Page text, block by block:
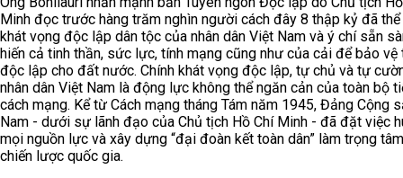
Minh đọc trước hàng trăm nghìn người cách đây 8 thập kỷ đã thể
khát vọng độc lập dân tộc của nhân dân Việt Nam và ý chí sẵn
hiến cả tinh thần, sức lực, tính mạng cũng như của cải để bảo vệ
độc lập cho đất nước. Chính khát vọng độc lập, tự chủ và tự
nhân dân Việt Nam là động lực không thể ngăn cản của toàn bộ
cách mạng. Kể từ Cách mạng tháng Tám năm 1945, Đảng Cộng
Nam - dưới sự lãnh đạo của Chủ tịch Hồ Chí Minh - đã đặt việc
mọi nguồn lực và xây dựng “đại đoàn kết toàn dân” làm trọng
chiến lược quốc gia.